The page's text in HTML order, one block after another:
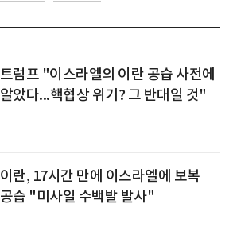
트럼프 "이스라엘의 이란 공습 사전에
알았다...핵협상 위기? 그 반대일 것"
이란, 17시간 만에 이스라엘에 보복
공습 "미사일 수백발 발사"